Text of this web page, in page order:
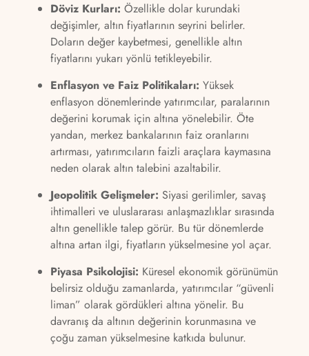
Döviz Kurları: Özellikle dolar kurundaki
değişimler, altın fiyatlarının seyrini belirler.
Doların değer kaybetmesi, genellikle altın
fiyatlarını yukarı yönlü tetikleyebilir.
Enflasyon ve Faiz Politikaları: Yüksek
enflasyon dönemlerinde yatırımcılar, paralarının
değerini korumak için altına yönelebilir. Öte
yandan, merkez bankalarının faiz oranlarını
artırması, yatırımcıların faizli araçlara kaymasına
neden olarak altın talebini azaltabilir.
Jeopolitik Gelişmeler: Siyasi gerilimler, savaş
ihtimalleri ve uluslararası anlaşmazlıklar sırasında
altın genellikle talep görür. Bu tür dönemlerde
altına artan ilgi, fiyatların yükselmesine yol açar.
Piyasa Psikolojisi: Küresel ekonomik görünümün
belirsiz olduğu zamanlarda, yatırımcılar “güvenli
liman” olarak gördükleri altına yönelir. Bu
davranış da altının değerinin korunmasına ve
çoğu zaman yükselmesine katkıda bulunur.